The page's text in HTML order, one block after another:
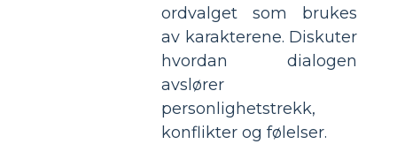
ordvalget som brukes
av karakterene. Diskuter
hvordan dialogen
avslører
personlighetstrekk,
konflikter og følelser.